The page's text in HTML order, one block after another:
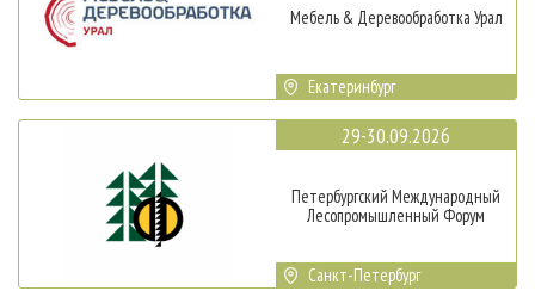
Мебель & Деревообработка Урал
Екатеринбург
29-30.09.2026
Петербургский Международный
Лесопромышленный Форум
Санкт-Петербург